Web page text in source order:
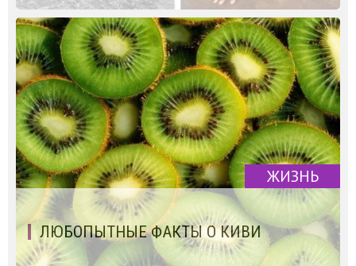
ЖИЗНЬ
ЛЮБОПЫТНЫЕ ФАКТЫ О КИВИ